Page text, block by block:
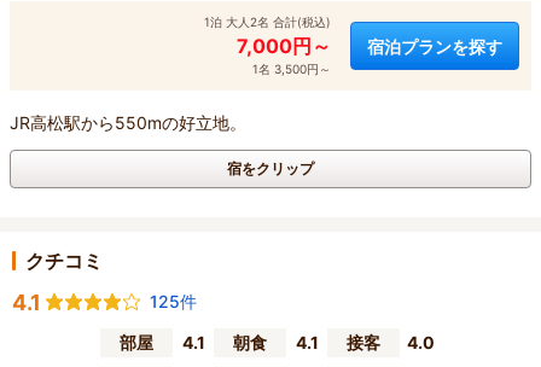
1泊 大人2名 合計(税込)
7,000円～
1名 3,500円～
宿泊プランを探す
JR高松駅から550mの好立地。
宿をクリップ
クチコミ
4.1
125件
部屋
4.1 朝食 4.1 接客
4.0